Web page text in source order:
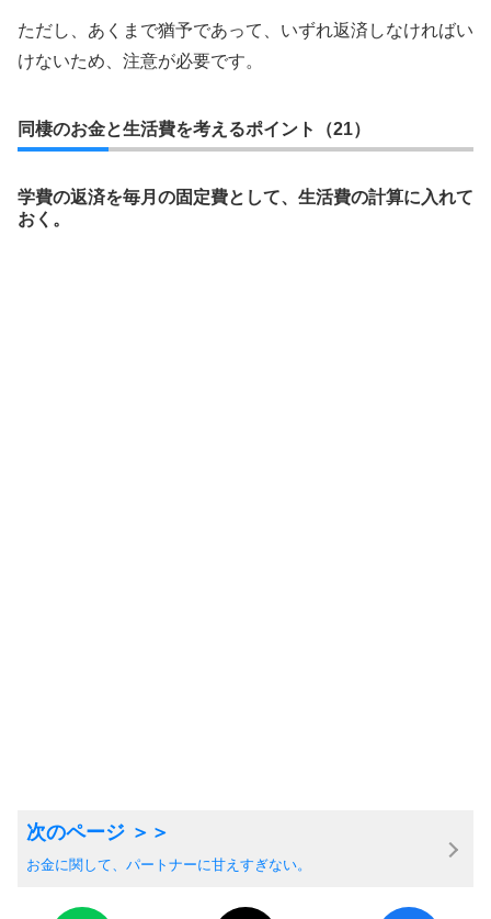
ただし、あくまで猶予であって、いずれ返済しなければい
けないため、注意が必要です。
同棲のお金と生活費を考えるポイント（21）
学費の返済を毎月の固定費として、生活費の計算に入れて
おく。
お金に関して、パートナーに甘えすぎない。